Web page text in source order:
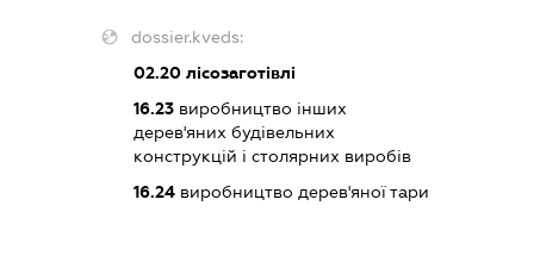
dossier.kveds:
02.20 лісозаготівлі
16.23 виробництво інших
дерев'яних будівельних
конструкцій і столярних виробів
16.24 виробництво дерев'яної тари